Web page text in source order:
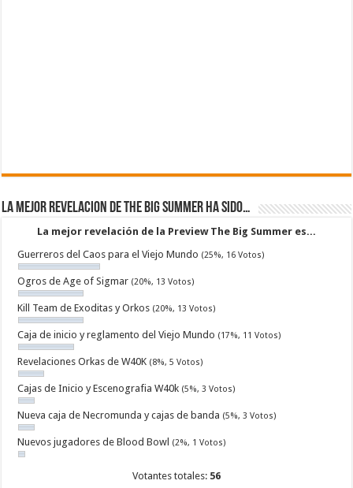
La mejor revelacion de The Big Summer ha sido…
La mejor revelación de la Preview The Big Summer es...
Guerreros del Caos para el Viejo Mundo (25%, 16 Votos)
Ogros de Age of Sigmar (20%, 13 Votos)
Kill Team de Exoditas y Orkos (20%, 13 Votos)
Caja de inicio y reglamento del Viejo Mundo (17%, 11 Votos)
Revelaciones Orkas de W40K (8%, 5 Votos)
Cajas de Inicio y Escenografia W40k (5%, 3 Votos)
Nueva caja de Necromunda y cajas de banda (5%, 3 Votos)
Nuevos jugadores de Blood Bowl (2%, 1 Votos)
Votantes totales: 56